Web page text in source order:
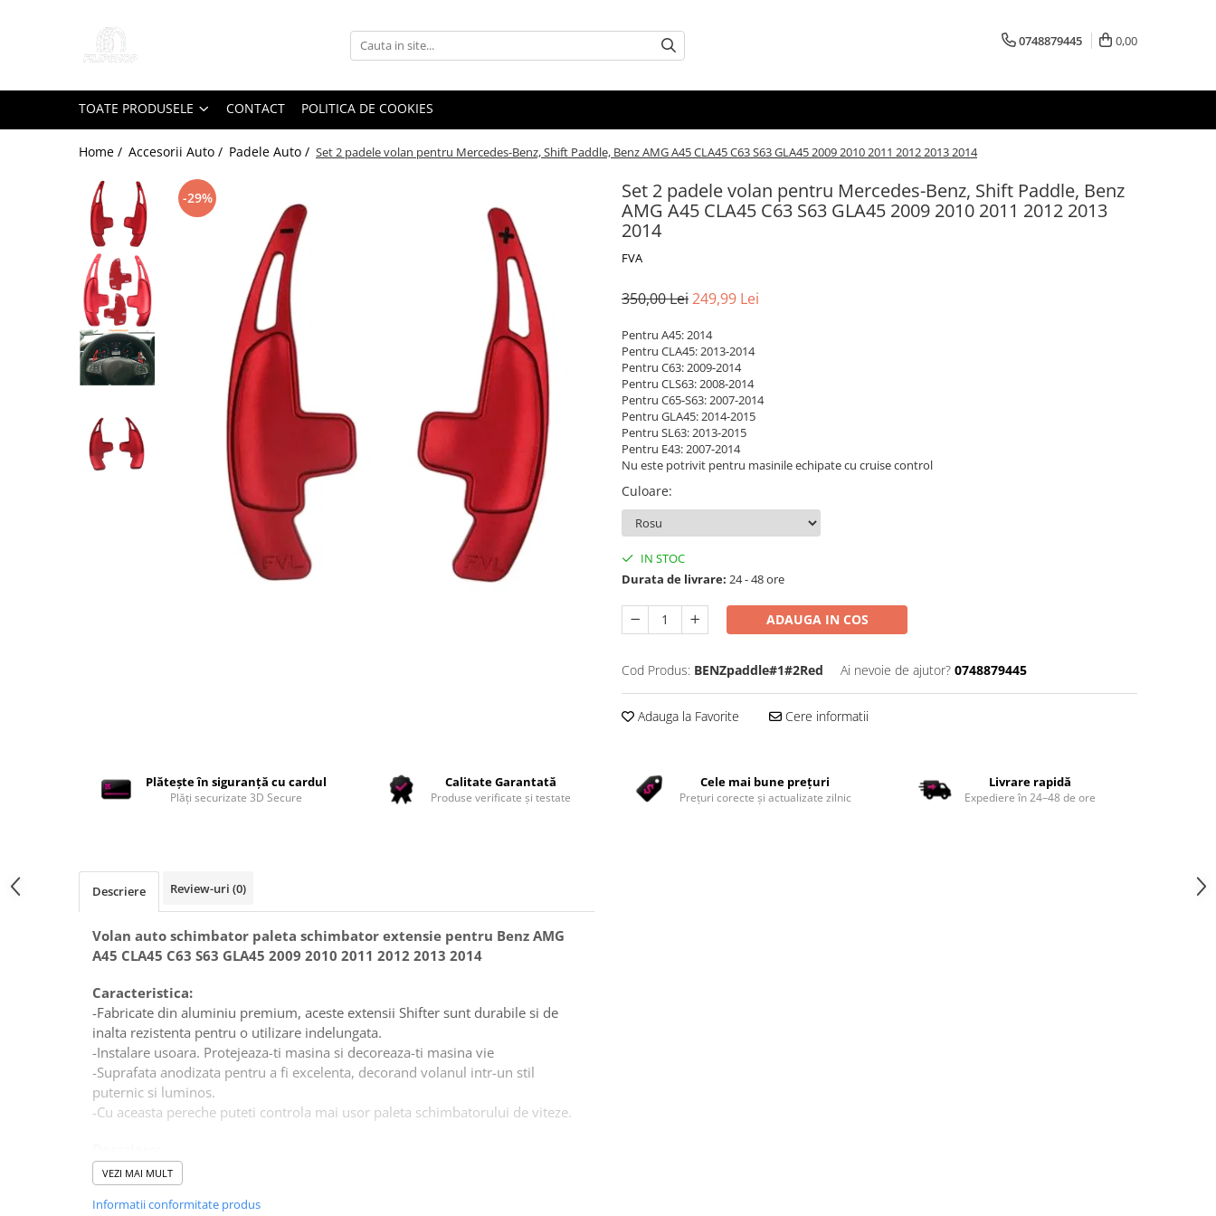
Toate Produsele
Anvelope Second-Hand
Anvelope SH iarna
Anvelope SH vara
Capace Jante
Jante Second-Hand
Accesorii Auto
Padele Auto
Accesorii Exterior Auto
Scule Vopsitorie
Accesorii Telefon
Aparate premium
Instrumente de scris premium
0748879445 0,00
TOATE PRODUSELE CONTACT POLITICA DE COOKIES
Home / Accesorii Auto / Padele Auto / Set 2 padele volan pentru Mercedes-Benz, Shift Paddle, Benz AMG A45 CLA45 C63 S63 GLA45 2009 2010 2011 2012 2013 2014
Set 2 padele volan pentru Mercedes-Benz, Shift Paddle, Benz
AMG A45 CLA45 C63 S63 GLA45 2009 2010 2011 2012 2013
2014
FVA
-29%
350,00 Lei249,99 Lei
Pentru A45: 2014
Pentru CLA45: 2013-2014
Pentru C63: 2009-2014
Pentru CLS63: 2008-2014
Pentru C65-S63: 2007-2014
Pentru GLA45: 2014-2015
Pentru SL63: 2013-2015
Pentru E43: 2007-2014
Nu este potrivit pentru masinile echipate cu cruise control
Culoare:
IN STOC
Durata de livrare: 24 - 48 ore
ADAUGA IN COS
Cod Produs: BENZpaddle#1#2Red Ai nevoie de ajutor? 0748879445
Adauga la Favorite Cere informatii
Plătește în siguranță cu cardul
Plăți securizate 3D Secure
Calitate Garantată
Produse verificate și testate
Cele mai bune prețuri
Prețuri corecte și actualizate zilnic
Livrare rapidă
Expediere în 24–48 de ore
Descriere Review-uri (0)
Volan auto schimbator paleta schimbator extensie pentru Benz AMG
A45 CLA45 C63 S63 GLA45 2009 2010 2011 2012 2013 2014
Caracteristica:
-Fabricate din aluminiu premium, aceste extensii Shifter sunt durabile si de
inalta rezistenta pentru o utilizare indelungata.
-Instalare usoara. Protejeaza-ti masina si decoreaza-ti masina vie
-Suprafata anodizata pentru a fi excelenta, decorand volanul intr-un stil
puternic si luminos.
-Cu aceasta pereche puteti controla mai usor paleta schimbatorului de viteze.
-Conditie: 100% nou
-Materiale: aliaj de aluminiu de inalta calitate
-Culoare:
VEZI MAI MULT
Informatii conformitate produs